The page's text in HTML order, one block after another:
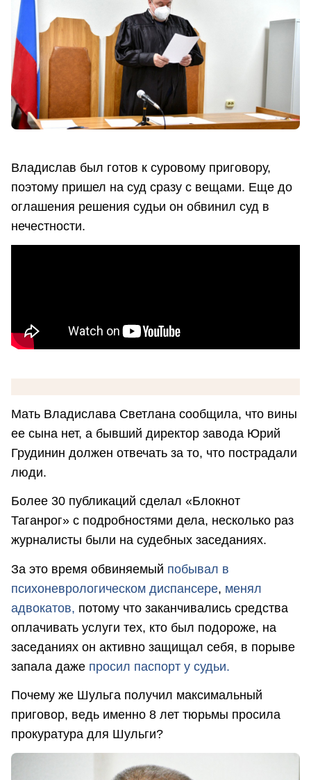
Владислав был готов к суровому приговору,
поэтому пришел на суд сразу с вещами. Еще до
оглашения решения судьи он обвинил суд в
нечестности.
Мать Владислава Светлана сообщила, что вины
ее сына нет, а бывший директор завода Юрий
Грудинин должен отвечать за то, что пострадали
люди.
Более 30 публикаций сделал «Блокнот
Таганрог» с подробностями дела, несколько раз
журналисты были на судебных заседаниях.
За это время обвиняемый побывал в
психоневрологическом диспансере, менял
адвокатов, потому что заканчивались средства
оплачивать услуги тех, кто был подороже, на
заседаниях он активно защищал себя, в порыве
запала даже просил паспорт у судьи.
Почему же Шульга получил максимальный
приговор, ведь именно 8 лет тюрьмы просила
прокуратура для Шульги?